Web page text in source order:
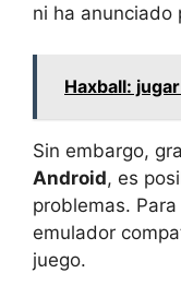
ni ha anunciado
Haxball:
Sin embargo,
Android, es
problemas.
emulador
juego.